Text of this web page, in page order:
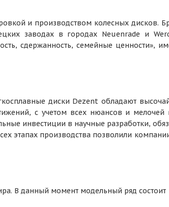
и производством колесных дисков.
заводах в городах Neuenrade и
сдержанность, семейные ценности»,
диски Dezent обладают
с учетом всех нюансов и мелочей
инвестиции в научные разработки,
этапах производства позволили
В данный момент модельный ряд